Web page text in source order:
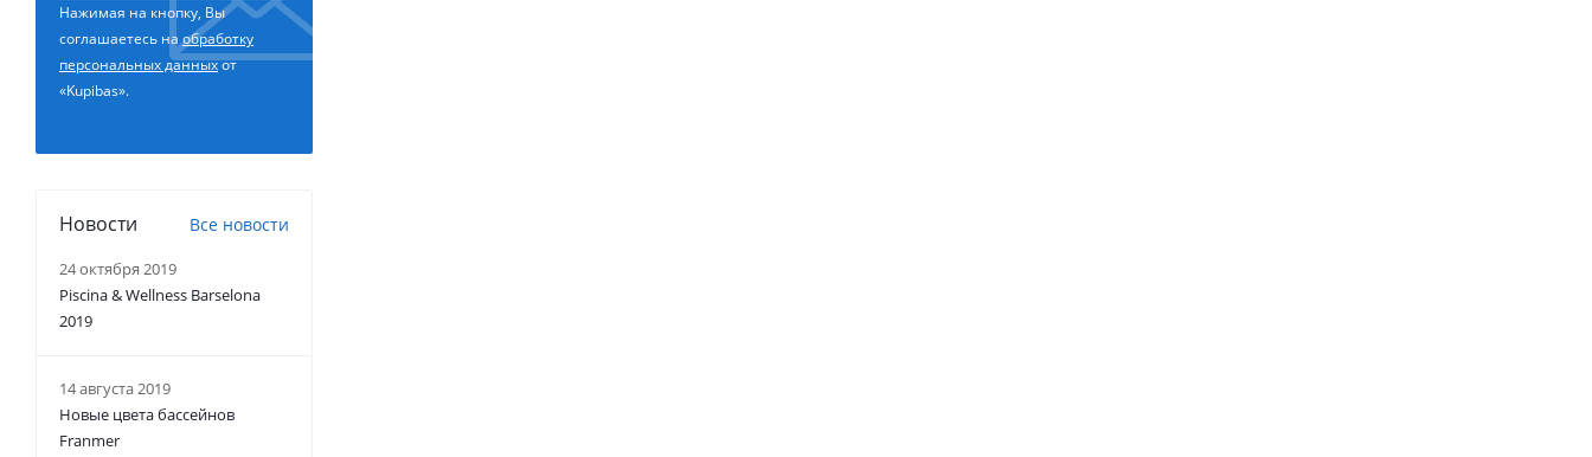
Нажимая на кнопку, Вы
соглашаетесь наобработку
персональных данныхот
«Kupibas».
Новости Все новости
24 октября 2019
Piscina & Wellness Barselona
2019
14 августа 2019
Новые цвета бассейнов
Franmer